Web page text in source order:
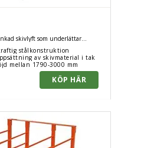
skivlyft som underlättar
stålkonstruktion
av skivmaterial i tak
mellan 1790-3000 mm